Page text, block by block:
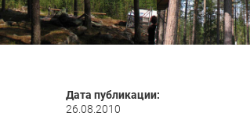
Дата публикации:
26.08.2010